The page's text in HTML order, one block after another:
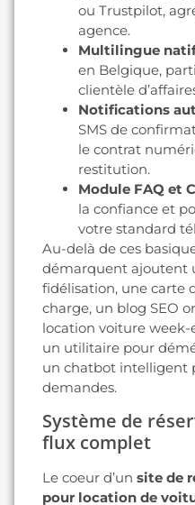
ou Trustpilot,
agence.
Multilingue natif
en Belgique,
clientèle
Notifications
SMS de
le contrat
restitution.
Module FAQ et
la confiance et
votre standard
Au-delà de ces
démarquent ajoutent
fidélisation, une carte
charge, un blog SEO
location voiture week-
un utilitaire pour
un chatbot intelligent
demandes.
Système de
flux complet
Le coeur d’un site de
pour location de